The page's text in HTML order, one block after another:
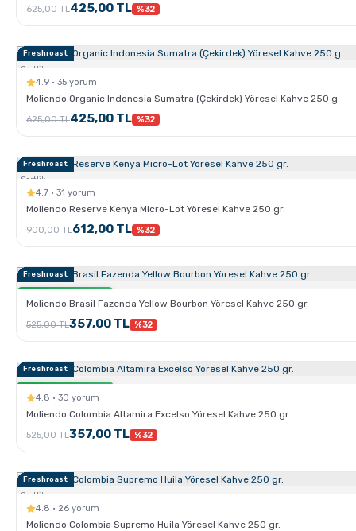
625,00 TL425,00 TL %32
Freshroast
Sertlik:
4.9 · 35 yorum
Moliendo Organic Indonesia Sumatra (Çekirdek) Yöresel Kahve 250 g
625,00 TL425,00 TL %32
Freshroast
Sertlik:
4.7 · 31 yorum
Moliendo Reserve Kenya Micro-Lot Yöresel Kahve 250 gr.
900,00 TL612,00 TL %32
Freshroast
Sertlik:
Moliendo Brasil Fazenda Yellow Bourbon Yöresel Kahve 250 gr.
525,00 TL357,00 TL %32
Freshroast
Sertlik:
4.8 · 30 yorum
Moliendo Colombia Altamira Excelso Yöresel Kahve 250 gr.
525,00 TL357,00 TL %32
Freshroast
Sertlik:
4.8 · 26 yorum
Moliendo Colombia Supremo Huila Yöresel Kahve 250 gr.